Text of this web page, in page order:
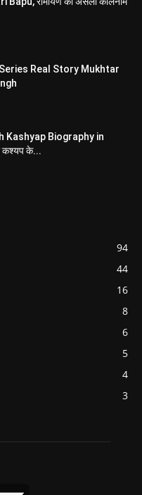
Real Story Mukhtar
Kashyap Biography in
कश्यप के...
94
44
16
8
6
5
4
3